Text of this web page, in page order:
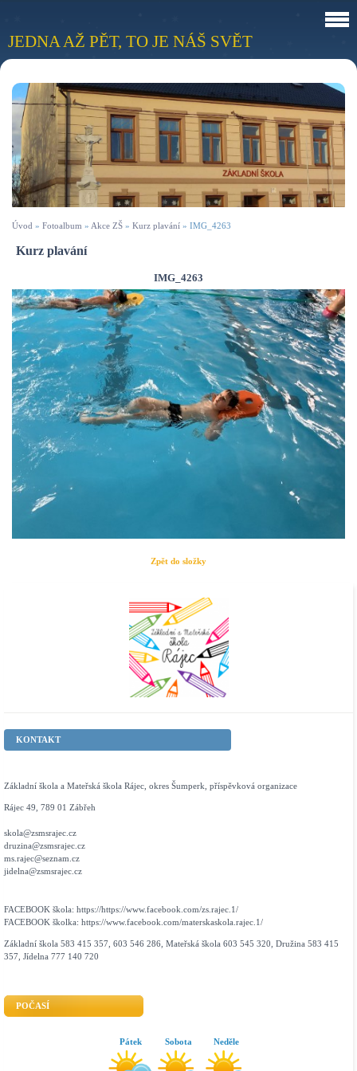
JEDNA AŽ PĚT, TO JE NÁŠ SVĚT
Úvod » Fotoalbum » Akce ZŠ » Kurz plavání » IMG_4263
Kurz plavání
IMG_4263
Zpět do složky
KONTAKT
Základní škola a Mateřská škola Rájec, okres Šumperk, příspěvková organizace
Rájec 49, 789 01 Zábřeh
skola@zsmsrajec.cz
druzina@zsmsrajec.cz
ms.rajec@seznam.cz
jidelna@zsmsrajec.cz
FACEBOOK škola: https://https://www.facebook.com/zs.rajec.1/
FACEBOOK školka: https://www.facebook.com/materskaskola.rajec.1/
Základní škola 583 415 357, 603 546 286, Mateřská škola 603 545 320, Družina 583 415
357, Jídelna 777 140 720
POČASÍ
Pátek Sobota Neděle